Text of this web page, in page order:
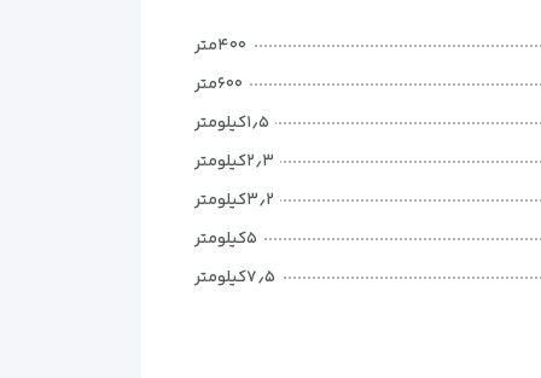
باعث می‌شود مسافران بعد از یک روز شلوغ در
نیازهای اصلی شما را به‌خوبی پوشش دهد.
۴۰۰متر
۶۰۰متر
۱٫۵کیلومتر
۲٫۳کیلومتر
۳٫۲کیلومتر
۵کیلومتر
۷٫۵کیلومتر